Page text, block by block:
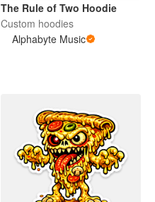
The Rule of Two Hoodie
Custom hoodies
Alphabyte Music